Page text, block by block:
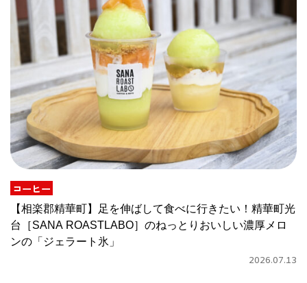
コーヒー
【相楽郡精華町】足を伸ばして食べに行きたい！精華町光
台［SANA ROASTLABO］のねっとりおいしい濃厚メロ
ンの「ジェラート氷」
2026.07.13